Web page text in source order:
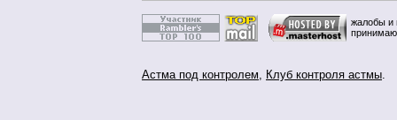
жалобы и
Астма под контролем, Клуб контроля астмы.